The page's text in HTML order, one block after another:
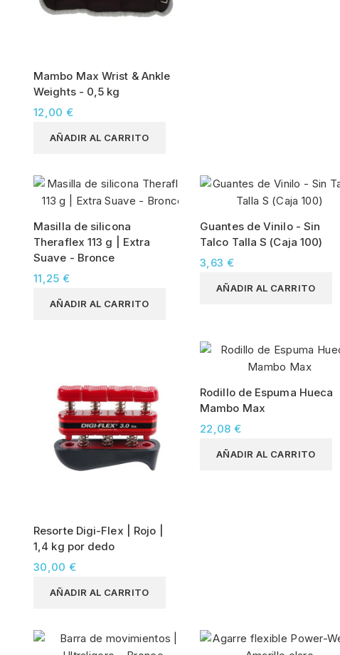
Mambo Max Wrist & Ankle
Weights - 0,5 kg
12,00 €
AÑADIR AL CARRITO
Masilla de silicona
Theraflex 113 g | Extra
Suave - Bronce
11,25 €
AÑADIR AL CARRITO
Guantes de Vinilo - Sin
Talco Talla S (Caja 100)
3,63 €
AÑADIR AL CARRITO
Resorte Digi-Flex | Rojo |
1,4 kg por dedo
30,00 €
AÑADIR AL CARRITO
Rodillo de Espuma Hueca
Mambo Max
22,08 €
AÑADIR AL CARRITO